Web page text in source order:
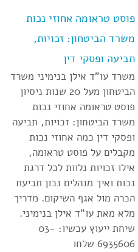
פוסט טראומה אחוזי נכות
משרד הביטחון: זכויות,
תביעה ופסקי דין
משרד עו”ד אילן בנימיני משרד
הביטחון מעל 20 שנות ניסיון
פוסט טראומה אחוזי נכות
משרד הביטחון: זכויות, תביעה
ופסקי דין כמה אחוזי נכות
מקבלים על פוסט טראומה,
אילו זכויות נלוות לכל דרגת
נכות ואיך מנהלים נכון תביעת
הכרה מול אגף השיקום. מדריך
מלא מאת עו”ד אילן בנימיני.
שיחת ייעוץ עכשיו: 03-
6935606 שלחו